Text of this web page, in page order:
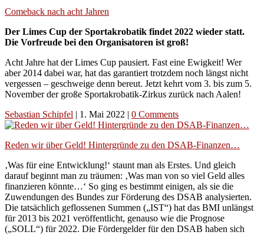
Comeback nach acht Jahren
Der Limes Cup der Sportakrobatik findet 2022 wieder statt.
Die Vorfreude bei den Organisatoren ist groß!
Acht Jahre hat der Limes Cup pausiert. Fast eine Ewigkeit! Wer
aber 2014 dabei war, hat das garantiert trotzdem noch längst nicht
vergessen – geschweige denn bereut. Jetzt kehrt vom 3. bis zum 5.
November der große Sportakrobatik-Zirkus zurück nach Aalen!
Sebastian Schipfel | 1. Mai 2022 | 0 Comments
Reden wir über Geld! Hintergründe zu den DSAB-Finanzen…
‚Was für eine Entwicklung!‘ staunt man als Erstes. Und gleich
darauf beginnt man zu träumen: ‚Was man von so viel Geld alles
finanzieren könnte…‘ So ging es bestimmt einigen, als sie die
Zuwendungen des Bundes zur Förderung des DSAB analysierten.
Die tatsächlich geflossenen Summen („IST“) hat das BMI unlängst
für 2013 bis 2021 veröffentlicht, genauso wie die Prognose
(„SOLL“) für 2022. Die Fördergelder für den DSAB haben sich